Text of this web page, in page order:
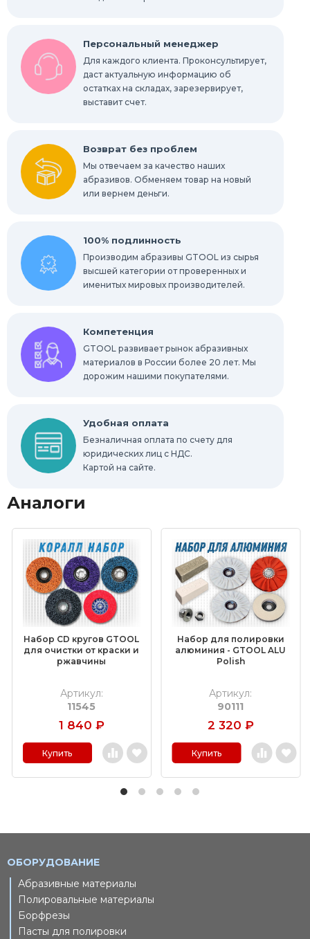
Персональный менеджер
Для каждого клиента. Проконсультирует,
даст актуальную информацию об
остатках на складах, зарезервирует,
выставит счет.
Возврат без проблем
Мы отвечаем за качество наших
абразивов. Обменяем товар на новый
или вернем деньги.
100% подлинность
Производим абразивы GTOOL из сырья
высшей категории от проверенных и
именитых мировых производителей.
Компетенция
GTOOL развивает рынок абразивных
материалов в России более 20 лет. Мы
дорожим нашими покупателями.
Удобная оплата
Безналичная оплата по счету для
юридических лиц с НДС.
Картой на сайте.
Аналоги
Набор CD кругов GTOOL
для очистки от краски и
ржавчины
Артикул:
11545
1 840 ₽
Купить
Набор для полировки
алюминия - GTOOL ALU
Polish
Артикул:
90111
2 320 ₽
Купить
ОБОРУДОВАНИЕ
Абразивные материалы
Полировальные материалы
Борфрезы
Пасты для полировки